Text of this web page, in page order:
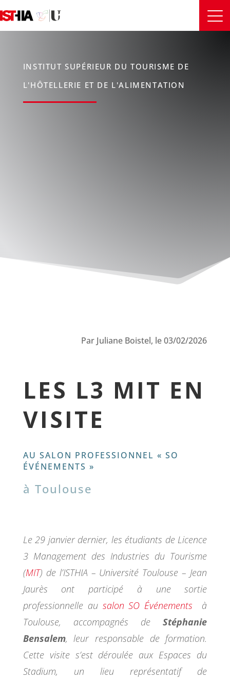
INSTITUT SUPÉRIEUR DU TOURISME DE
L'HÔTELLERIE ET DE L'ALIMENTATION
Par Juliane Boistel, le 03/02/2026
LES L3 MIT EN
VISITE
AU SALON PROFESSIONNEL « SO
ÉVÉNEMENTS »
à Toulouse
Le 29 janvier dernier, les étudiants de Licence
3 Management des Industries du Tourisme
(MIT) de l’ISTHIA – Université Toulouse – Jean
Jaurès ont participé à une sortie
professionnelle au salon SO Événements à
Toulouse, accompagnés deStéphanie
Bensalem, leur responsable de formation.
Cette visite s’est déroulée aux Espaces du
Stadium, un lieu représentatif de